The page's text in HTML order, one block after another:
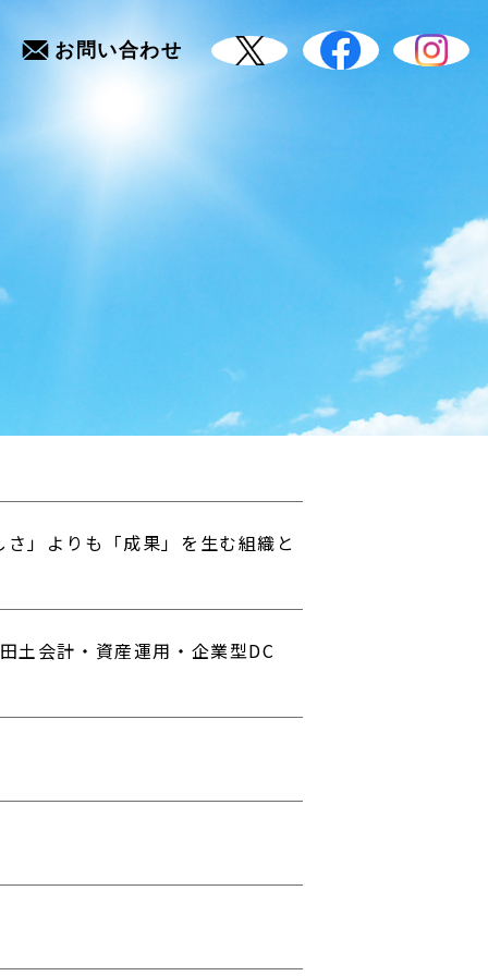
お問い合わせ
」よりも「成果」を生む組織と
土会計・資産運用・企業型DC